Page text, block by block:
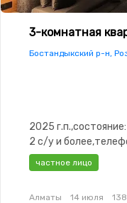
3-комнатная
Бостандыкский р-н,
2025
2 с/у и
частное лицо
Алматы 14 июля